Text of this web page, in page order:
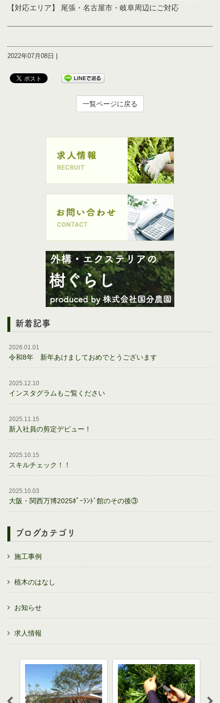
【対応エリア】 尾張・名古屋市・岐阜周辺にご対応
2022年07月08日 |
一覧ページに戻る
新着記事
2026.01.01
令和8年 新年あけましておめでとうございます
2025.12.10
インスタグラムもご覧ください
2025.11.15
新入社員の剪定デビュー！
2025.10.15
スキルチェック！！
2025.10.03
大阪・関西万博2025ﾎﾟｰﾗﾝﾄﾞ館のその後③
ブログカテゴリ
施工事例
植木のはなし
お知らせ
求人情報